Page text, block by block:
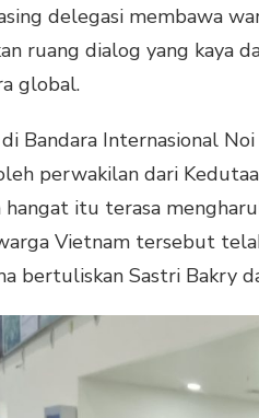
delegasi membawa
ruang dialog yang kaya
global.
Bandara Internasional
perwakilan dari
itu terasa
Vietnam tersebut
bertuliskan Sastri Bakry